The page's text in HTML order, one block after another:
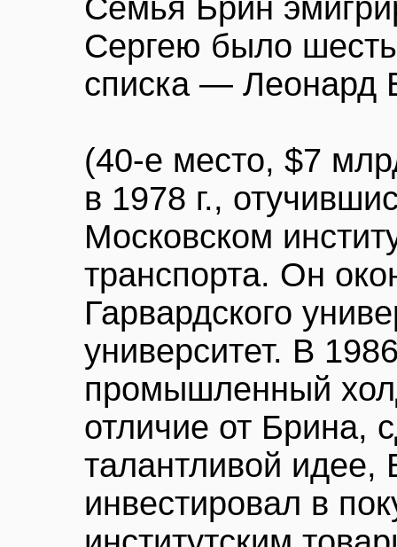
Семья Брин
Сергею было шесть
списка — Леонард
(40-е место, $7
в 1978 г.,
Московском
транспорта. Он
Гарвардского
университет. В
промышленный
отличие от Брина,
талантливой идее,
инвестировал в